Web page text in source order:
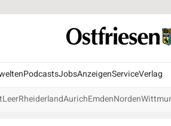
PodcastsJobsAnzeigenServiceVerlag
LeerRheiderlandAurichEmdenNorden